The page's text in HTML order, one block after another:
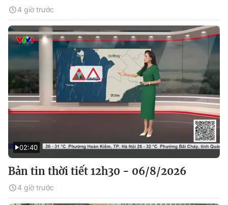
4 giờ trước
02:40
Bản tin thời tiết 12h30 - 06/8/2026
4 giờ trước